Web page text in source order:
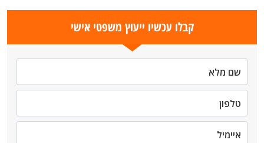
קבלו עכשיו ייעוץ משפטי אישי